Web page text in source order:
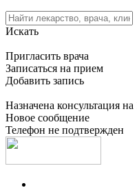
Искать
Пригласить врача
Записаться на прием
Добавить запись
Назначена консультация на
Новое сообщение
Телефон не подтвержден